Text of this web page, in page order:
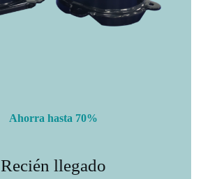
Ahorra hasta 70%
Recién llegado